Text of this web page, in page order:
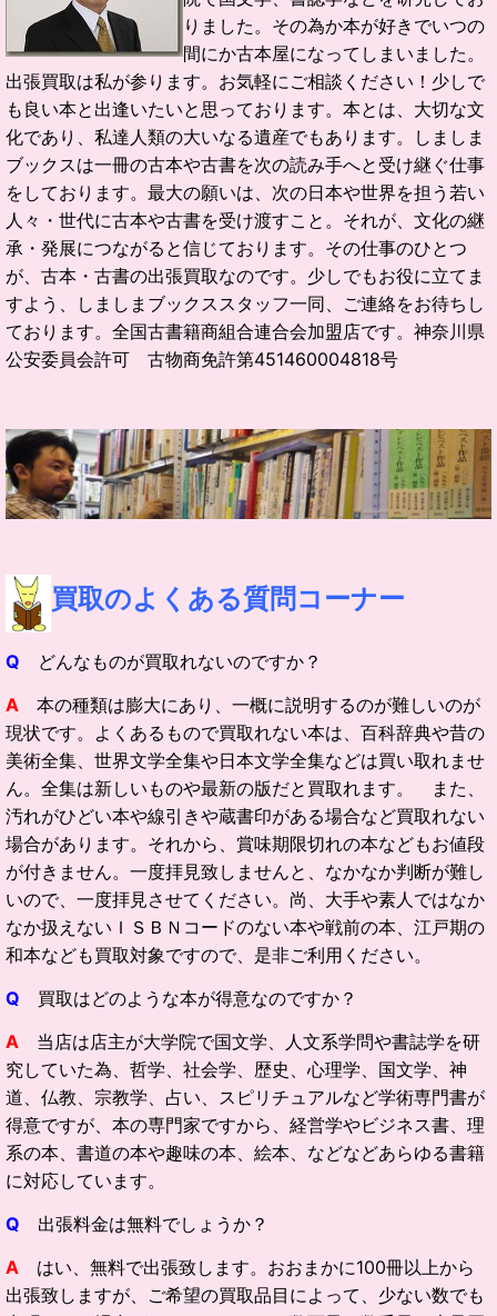
りました。 その為か本が好きでいつの
間にか古本屋になってしまいました。
出張買取は私が参ります。お気軽にご相談ください！ 少しで
も良い本と出逢いたいと思っております。 本とは、大切な文
化であり、私達人類の大いなる遺産でもあります。
しましま
ブックスは一冊の古本や古書を次の読み手へと受け継ぐ仕事
をしております。 最大の願いは、次の日本や世界を担う若い
人々・世代に古本や古書を受け渡すこと。 それが、文化の継
承・発展につながると信じております。 その仕事のひとつ
が、古本・古書の出張買取なのです。 少しでもお役に立てま
すよう、しましまブックススタッフ一同、ご連絡をお待ちし
ております。 全国古書籍商組合連合会加盟店です。 神奈川県
公安委員会許可 古物商免許第451460004818号
買取のよくある質問コーナー
Q どんなものが買取れないのですか？
A
本の種類は膨大にあり、一概に説明するのが難しいのが
現状です。よくあるもので買取れない本は、百科辞典や昔の
美術全集、世界文学全集や日本文学全集などは買い取れませ
ん。全集は新しいものや最新の版だと買取れます。 また、
汚れがひどい本や線引きや蔵書印がある場合など買取れない
場合があります。それから、賞味期限切れの本などもお値段
が付きません。一度拝見致しませんと、なかなか判断が難し
いので、一度拝見させてください。尚、大手や素人ではなか
なか扱えないＩＳＢＮコードのない本や戦前の本、江戸期の
和本なども買取対象ですので、是非ご利用ください。
Q
買取はどのような本が得意なのですか？
A
当店は店主が大学院で国文学、人文系学問や書誌学を研
究していた為、哲学、社会学、歴史、心理学、国文学、神
道、仏教、宗教学、占い、スピリチュアルなど学術専門書が
得意ですが、本の専門家ですから、経営学やビジネス書、理
系の本、書道の本や趣味の本、絵本、などなどあらゆる書籍
に対応しています。
Q 出張料金は無料でしょうか？
A はい、無料で出張致します。おおまかに100冊以上から
出張致しますが、ご希望の買取品目によって、少ない数でも